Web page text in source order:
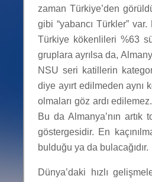
zaman Türkiye’den
gibi “yabancı Türkler” var.
Türkiye kökenlileri %63
gruplara ayrılsa da,
NSU seri katillerin
diye ayırt edilmeden aynı
olmaları göz ardı
Bu da Almanya’nın artık
göstergesidir. En
bulduğu ya da bulacağıdır.
Dünya’daki hızlı